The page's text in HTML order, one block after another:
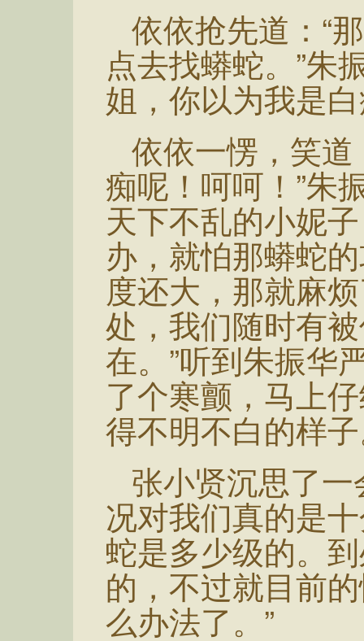
依依抢先道：“
点去找蟒蛇。”朱
姐，你以为我是
依依一愣，笑
痴呢！呵呵！”朱
天下不乱的小妮
办，就怕那蟒蛇
度还大，那就麻
处，我们随时有
在。”听到朱振华
了个寒颤，马上
得不明不白的样
张小贤沉思了
况对我们真的是
蛇是多少级的。
的，不过就目前
么办法了。”